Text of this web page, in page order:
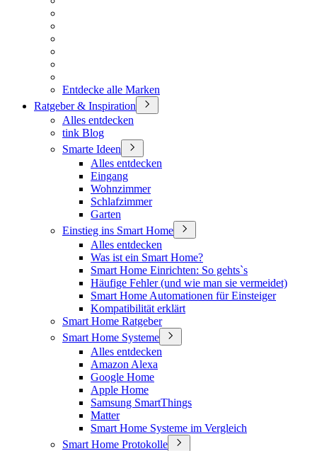
Entdecke alle Marken
Ratgeber & Inspiration
Alles entdecken
tink Blog
Smarte Ideen
Alles entdecken
Eingang
Wohnzimmer
Schlafzimmer
Garten
Einstieg ins Smart Home
Alles entdecken
Was ist ein Smart Home?
Smart Home Einrichten: So gehts`s
Häufige Fehler (und wie man sie vermeidet)
Smart Home Automationen für Einsteiger
Kompatibilität erklärt
Smart Home Ratgeber
Smart Home Systeme
Alles entdecken
Amazon Alexa
Google Home
Apple Home
Samsung SmartThings
Matter
Smart Home Systeme im Vergleich
Smart Home Protokolle